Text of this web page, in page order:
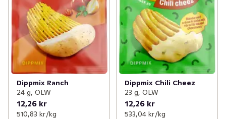
Dippmix Ranch
24 g, OLW
12,26 kr
510,83 kr /kg
Dippmix Chili Cheez
23 g, OLW
12,26 kr
533,04 kr /kg